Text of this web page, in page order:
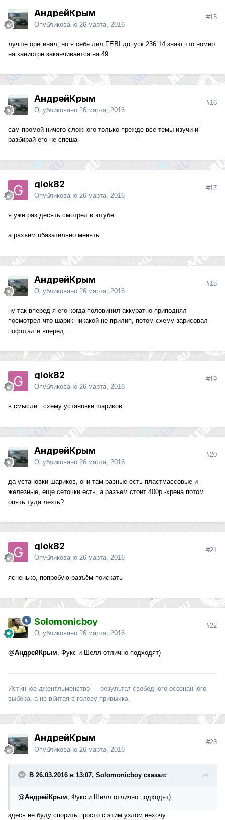
АндрейКрым
Опубликовано 26 марта, 2016
#15
лучше оригинал, но я себе лил FEBI допуск 236.14 знаю что номер
на канистре заканчивается на 49
АндрейКрым
Опубликовано 26 марта, 2016
#16
сам промой ничего сложного только прежде все темы изучи и
разбирай его не спеша
glok82
Опубликовано 26 марта, 2016
#17
я уже раз десять смотрел в ютубе
а разъем обязательно менять
АндрейКрым
Опубликовано 26 марта, 2016
#18
ну так вперед я его когда половинил аккуратно приподнял
посмотрел что шарик никакой не прилип, потом схему зарисовал
пофотал и вперед....
glok82
Опубликовано 26 марта, 2016
#19
в смысли : схему установке шариков
АндрейКрым
Опубликовано 26 марта, 2016
#20
да установки шариков, они там разные есть пластмассовые и
железные, еще сеточки есть, а разъем стоит 400р -хрена потом
опять туда лезть?
glok82
Опубликовано 26 марта, 2016
#21
ясненько, попробую разъём поискать
Solomonicboy
Опубликовано 26 марта, 2016
#22
@АндрейКрым, Фукс и Шелл отлично подходят)
Истинное джентльменство — результат свободного осознанного
выбора, а не вбитая в голову привычка.
АндрейКрым
Опубликовано 26 марта, 2016
#23
В 26.03.2016 в 13:07, Solomonicboy сказал:
@АндрейКрым, Фукс и Шелл отлично подходят)
здесь не буду спорить просто с этим узлом нехочу